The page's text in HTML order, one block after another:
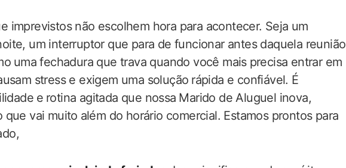
imprevistos não escolhem hora para ‍acontecer. Seja um⁣
um interruptor que para de funcionar antes daquela reunião
⁤uma fechadura que trava quando você mais⁤ precisa entrar em
stress e exigem uma solução⁣ rápida e ‌confiável. É
e⁣ rotina agitada‍ que nossa⁣ Marido de Aluguel inova,
vai muito ⁢além do horário‍ comercial. Estamos‌ prontos para